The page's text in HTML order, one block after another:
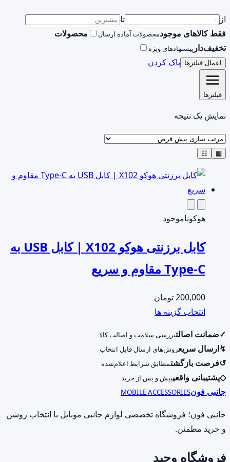
از
تا
فقط کالاهای موجودمحصولات آماده ارسال
محصولات
تخفیف‌دار پیشنهادهای ویژه
اعمال فیلترها پاک کردن
فیلترها
نمایش یک نتیجه
▦
☷
هوکوناموجود
کابل برزنتی هوکو X102 | کابل USB به
Type-C مقاوم و سریع
200,000تومان
انتخاب گزینه ها
دارای
انواع
مختلفی
می
باشد.
گزینه
است
✓ضمانت اصالتبررسی سلامت و اصالت کالا
↯ارسال سریعروش‌های ارسال قابل انتخاب
↺فرصت بازگشتمطابق شرایط اعلام‌شده
◇پشتیبانی واقعیپیش و پس از خرید
جانبی فونMOBILE ACCESSORIES
جانبی فون؛ فروشگاه تخصصی لوازم جانبی موبایل با انتخاب روشن
و خرید مطمئن.
فروشگاه وحید